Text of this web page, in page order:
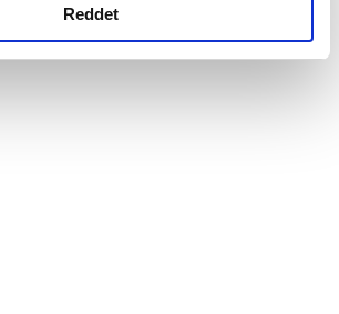
ziyaretiniz kapsamında
Reddet